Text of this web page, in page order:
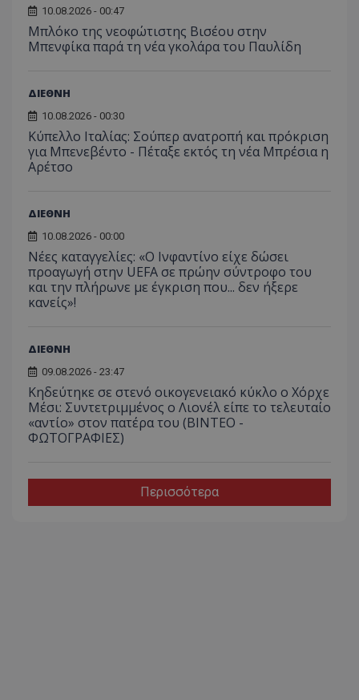
10.08.2026 - 00:47
Μπλόκο της νεοφώτιστης Βισέου στην
Μπενφίκα παρά τη νέα γκολάρα του Παυλίδη
ΔΙΕΘΝΗ
10.08.2026 - 00:30
Κύπελλο Ιταλίας: Σούπερ ανατροπή και πρόκριση
για Μπενεβέντο - Πέταξε εκτός τη νέα Μπρέσια η
Αρέτσο
ΔΙΕΘΝΗ
10.08.2026 - 00:00
Νέες καταγγελίες: «Ο Ινφαντίνο είχε δώσει
προαγωγή στην UEFA σε πρώην σύντροφο του
και την πλήρωνε με έγκριση που... δεν ήξερε
κανείς»!
ΔΙΕΘΝΗ
09.08.2026 - 23:47
Κηδεύτηκε σε στενό οικογενειακό κύκλο ο Χόρχε
Μέσι: Συντετριμμένος ο Λιονέλ είπε το τελευταίο
«αντίο» στον πατέρα του (ΒΙΝΤΕΟ -
ΦΩΤΟΓΡΑΦΙΕΣ)
Περισσότερα